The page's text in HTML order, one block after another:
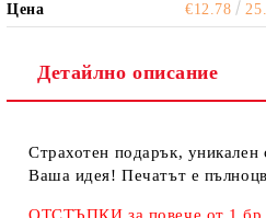
Цена €12.78
Детайлно описание
Страхотен подарък, уникален
Ваша идея! Печатът е